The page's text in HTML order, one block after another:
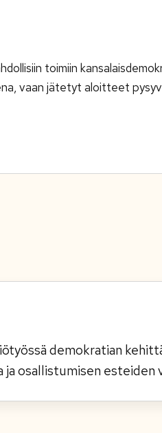
toimiin
vaan jätetyt aloitteet
demokratian
osallistumisen esteiden